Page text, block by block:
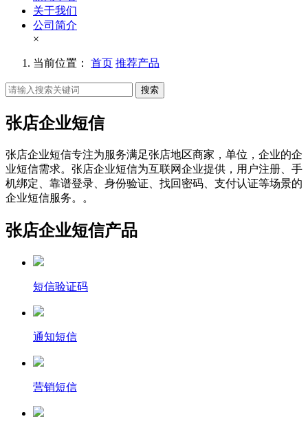
关于我们
公司简介
×
当前位置： 首页 推荐产品
搜索
张店企业短信
张店企业短信专注为服务满足张店地区商家，单位，企业的企
业短信需求。张店企业短信为互联网企业提供，用户注册、手
机绑定、靠谱登录、身份验证、找回密码、支付认证等场景的
企业短信服务。。
张店企业短信产品
短信验证码
通知短信
营销短信